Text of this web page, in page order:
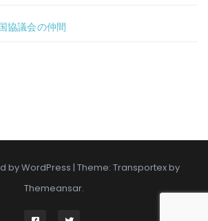
協議会の仲間
by WordPress | Theme: Transportex by
Themeansar.